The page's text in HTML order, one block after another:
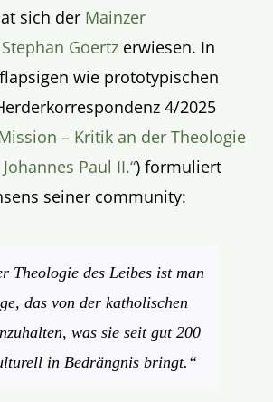
sich der Mainzer
Goertz erwiesen. In
wie prototypischen
4/2025
– Kritik an der Theologie
Paul II.“) formuliert
seiner community:
Theologie des Leibes ist man
das von der katholischen
was sie seit gut 200
in Bedrängnis bringt.“